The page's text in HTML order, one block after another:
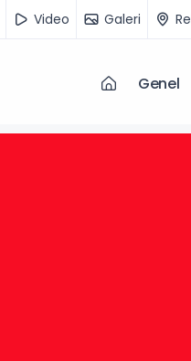
Video Galeri
Genel